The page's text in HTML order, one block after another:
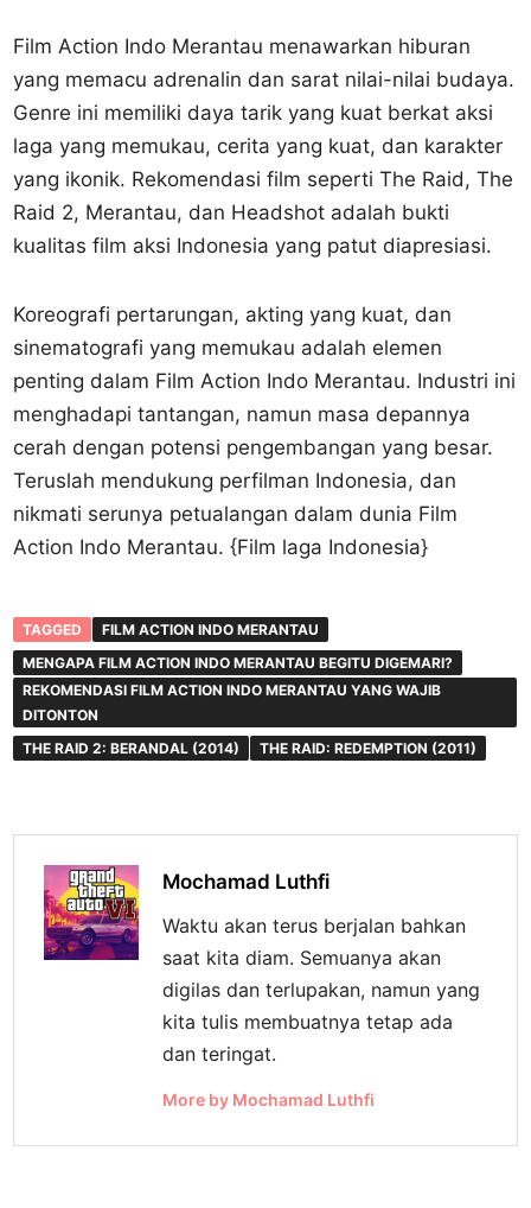
Film Action Indo Merantau menawarkan hiburan
yang memacu adrenalin dan sarat nilai-nilai budaya.
Genre ini memiliki daya tarik yang kuat berkat aksi
laga yang memukau, cerita yang kuat, dan karakter
yang ikonik. Rekomendasi film seperti The Raid, The
Raid 2, Merantau, dan Headshot adalah bukti
kualitas film aksi Indonesia yang patut diapresiasi.
Koreografi pertarungan, akting yang kuat, dan
sinematografi yang memukau adalah elemen
penting dalam Film Action Indo Merantau. Industri ini
menghadapi tantangan, namun masa depannya
cerah dengan potensi pengembangan yang besar.
Teruslah mendukung perfilman Indonesia, dan
nikmati serunya petualangan dalam dunia Film
Action Indo Merantau. {Film laga Indonesia}
TAGGED
FILM ACTION INDO MERANTAU
MENGAPA FILM ACTION INDO MERANTAU BEGITU DIGEMARI?
REKOMENDASI FILM ACTION INDO MERANTAU YANG WAJIB
DITONTON
THE RAID 2: BERANDAL (2014)
THE RAID: REDEMPTION (2011)
Mochamad Luthfi
Waktu akan terus berjalan bahkan
saat kita diam. Semuanya akan
digilas dan terlupakan, namun yang
kita tulis membuatnya tetap ada
dan teringat.
More by Mochamad Luthfi